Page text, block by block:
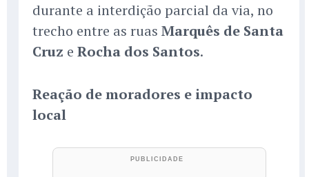
durante a interdição parcial da via, no
trecho entre as ruas Marquês de Santa
Cruz e Rocha dos Santos.
Reação de moradores e impacto
local